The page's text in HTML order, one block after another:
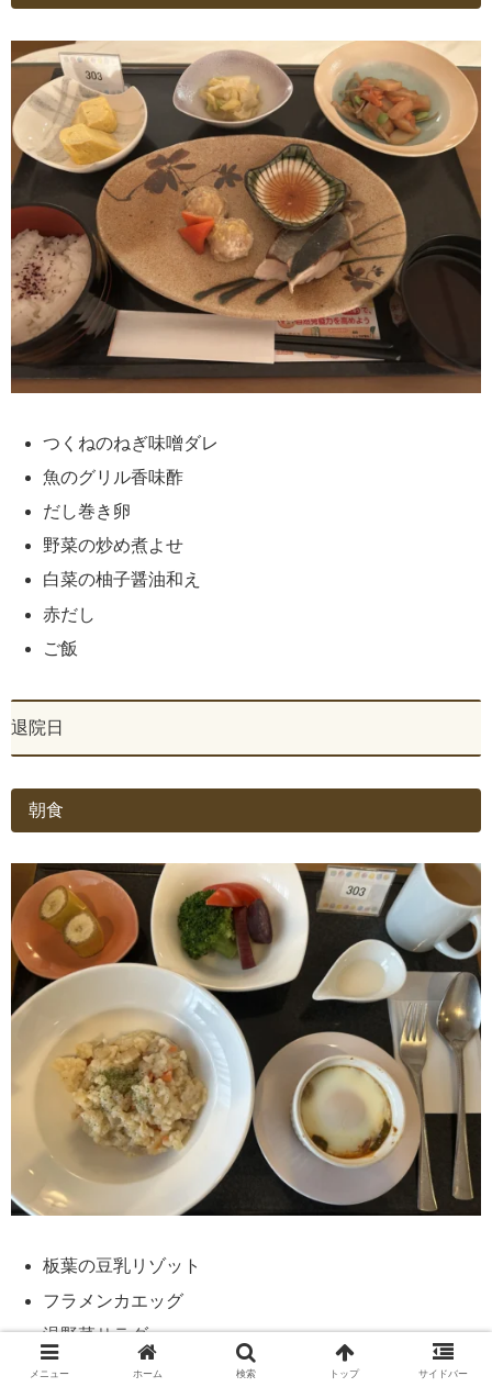
つくねのねぎ味噌ダレ
魚のグリル香味酢
だし巻き卵
野菜の炒め煮よせ
白菜の柚子醤油和え
赤だし
ご飯
退院日
朝食
板葉の豆乳リゾット
フラメンカエッグ
温野菜サラダ
果物
メニュー ホーム 検索 トップ サイドバー